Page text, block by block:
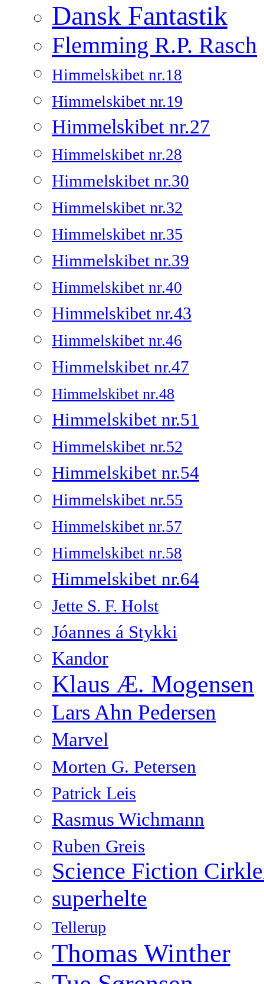
Dansk Fantastik
Flemming R.P. Rasch
Himmelskibet nr.18
Himmelskibet nr.19
Himmelskibet nr.27
Himmelskibet nr.28
Himmelskibet nr.30
Himmelskibet nr.32
Himmelskibet nr.35
Himmelskibet nr.39
Himmelskibet nr.40
Himmelskibet nr.43
Himmelskibet nr.46
Himmelskibet nr.47
Himmelskibet nr.48
Himmelskibet nr.51
Himmelskibet nr.52
Himmelskibet nr.54
Himmelskibet nr.55
Himmelskibet nr.57
Himmelskibet nr.58
Himmelskibet nr.64
Jette S. F. Holst
Jóannes á Stykki
Kandor
Klaus Æ. Mogensen
Lars Ahn Pedersen
Marvel
Morten G. Petersen
Patrick Leis
Rasmus Wichmann
Ruben Greis
Science Fiction
superhelte
Tellerup
Thomas Winther